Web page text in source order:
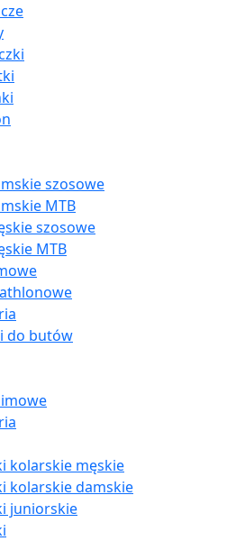
szosowe
MTB
szosowe
MTB
do butów
kolarskie męskie
kolarskie damskie
juniorskie